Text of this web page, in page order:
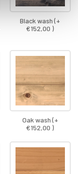
Black wash (+
€152,00 )
Oak wash (+
€152,00 )